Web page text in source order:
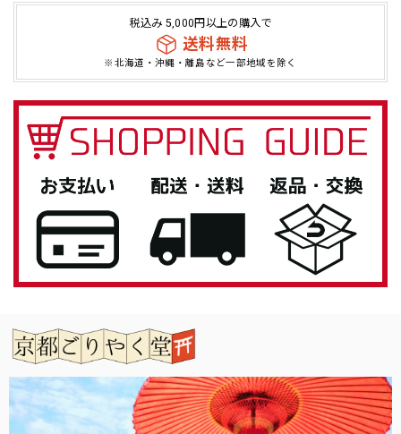
税込み 5,000円以上の購入で
送料無料
※北海道・沖縄・離島など一部地域を除く